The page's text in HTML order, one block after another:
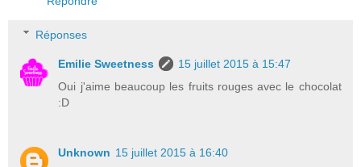
Réponses
Emilie Sweetness
15 juillet 2015 à 15:47
Oui j'aime beaucoup les fruits rouges avec le chocolat
:D
Unknown 15 juillet 2015 à 16:40